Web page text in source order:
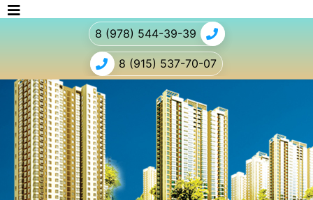
8 (978) 544-39-39
8 (915) 537-70-07